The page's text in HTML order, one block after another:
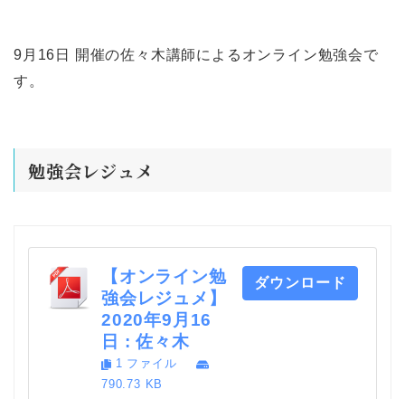
9月16日 開催の佐々木講師によるオンライン勉強会で
す。
勉強会レジュメ
【オンライン勉
強会レジュメ】
2020年9月16
日 : 佐々木
1 ファイル
790.73 KB
ダウンロード